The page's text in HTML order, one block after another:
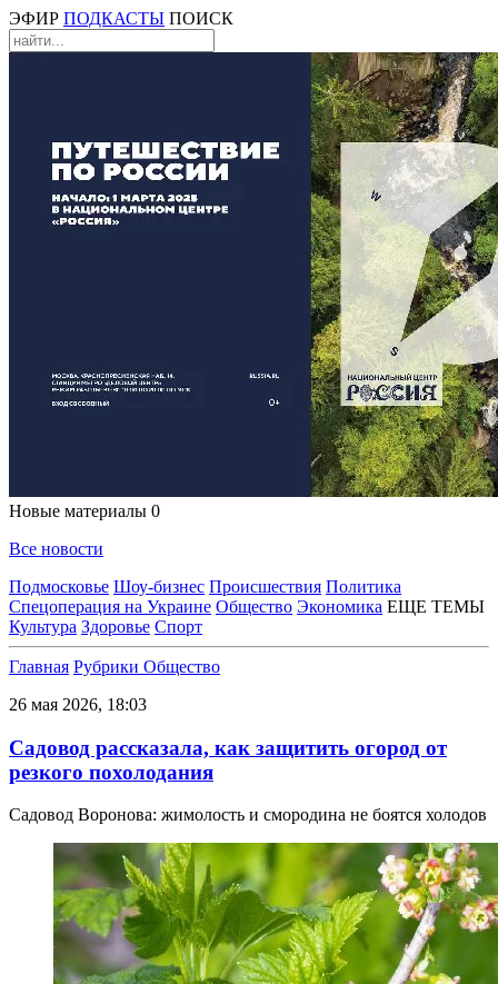
ЭФИР ПОДКАСТЫ ПОИСК
Новые материалы 0
Все новости
Подмосковье Шоу-бизнес Происшествия Политика
Спецоперация на Украине Общество Экономика ЕЩЕ ТЕМЫ
Культура Здоровье Спорт
Главная Рубрики Общество
26 мая 2026, 18:03
Садовод рассказала, как защитить огород от
резкого похолодания
Садовод Воронова: жимолость и смородина не боятся холодов